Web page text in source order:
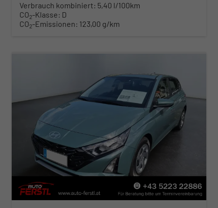
Verbrauch kombiniert: 5,40 l/100km
CO2-Klasse: D
CO2-Emissionen: 123,00 g/km